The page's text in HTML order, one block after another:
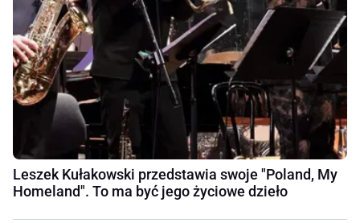
Leszek Kułakowski przedstawia swoje "Poland, My
Homeland". To ma być jego życiowe dzieło